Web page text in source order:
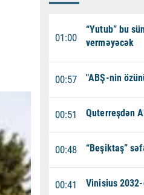
01:00
“Yutub” bu
verməyəcək
00:57 "ABŞ-nin
00:51 Quterreşdən
00:48 “Beşiktaş”
00:41 Vinisius